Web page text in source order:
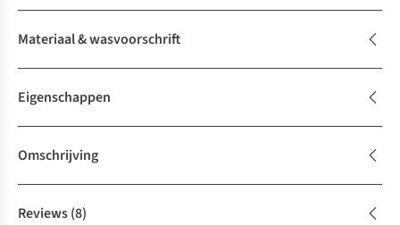
Materiaal & wasvoorschrift
Eigenschappen
Omschrijving
Reviews(8)